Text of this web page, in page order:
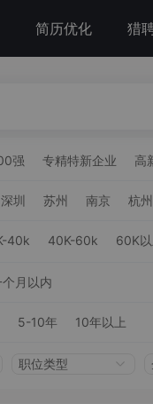
简历优化 猎
强 专精特新企业 高
深圳 苏州 南京 杭州
40k 40K-60k 60K以
个月以内
5-10年 10年以上
职位类型